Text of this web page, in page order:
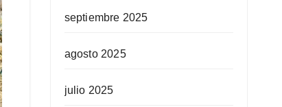
septiembre 2025
agosto 2025
julio 2025